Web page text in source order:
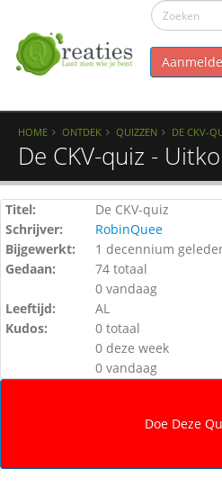
HOME ONTDEK QUIZZEN DE CKV-
De CKV-quiz -
Titel:
De CKV-quiz
Schrijver:
RobinQuee
Bijgewerkt:
1 decennium
Gedaan:
74 totaal
0 vandaag
Leeftijd:
AL
Kudos:
0 totaal
0 deze week
0 vandaag